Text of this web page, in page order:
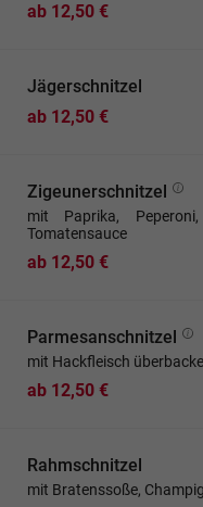
ab 12,50 €
Jägerschnitzel
ab 12,50 €
Zigeunerschnitzel
mit Paprika,
Tomatensauce
ab 12,50 €
Parmesanschnitzel
mit Hackfleisch
ab 12,50 €
Rahmschnitzel
mit Bratenssoße,